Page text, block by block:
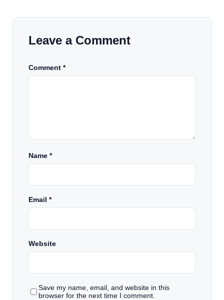
Leave a Comment
Comment *
Name *
Email *
Website
Save my name, email, and website in this
browser for the next time I comment.